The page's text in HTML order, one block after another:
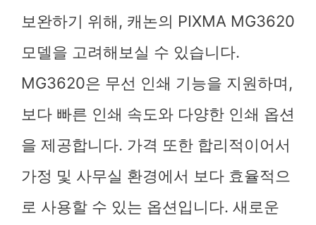
보완하기 위해, 캐논의 PIXMA MG3620
모델을 고려해보실 수 있습니다.
MG3620은 무선 인쇄 기능을 지원하며,
보다 빠른 인쇄 속도와 다양한 인쇄 옵션
을 제공합니다. 가격 또한 합리적이어서
가정 및 사무실 환경에서 보다 효율적으
로 사용할 수 있는 옵션입니다. 새로운